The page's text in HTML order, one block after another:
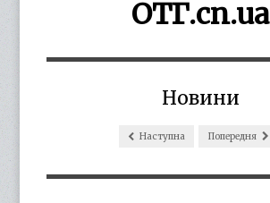
ОТГ.cn.ua
Новини
Наступна Попередня